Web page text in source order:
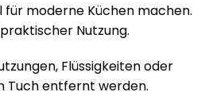
moderne Küchen machen.
Nutzung.
Flüssigkeiten oder
Tuch entfernt werden.